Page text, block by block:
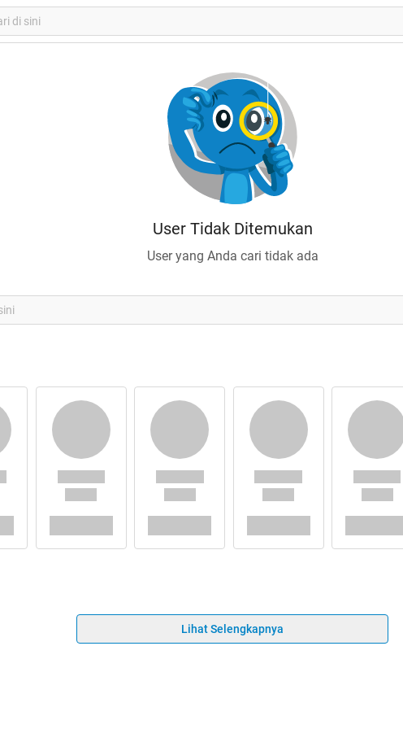
User Tidak Ditemukan
User yang Anda cari tidak ada
Lihat Selengkapnya